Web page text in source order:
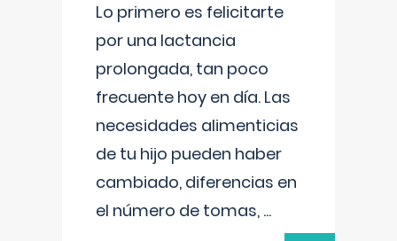
Lo primero es felicitarte
por una lactancia
prolongada, tan poco
frecuente hoy en día. Las
necesidades alimenticias
de tu hijo pueden haber
cambiado, diferencias en
el número de tomas, ...